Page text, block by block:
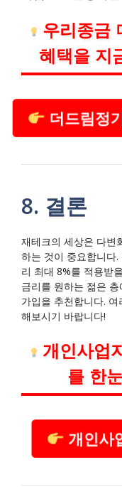
우리종금
혜택을 지
더드림정
8. 결론
재테크의 세상은 다변
하는 것이 중요합니다
리 최대 8%를 적용받
금리를 원하는 젊은
가입을 추천합니다.
해보시기 바랍니다!
개인사업
를 한
개인사